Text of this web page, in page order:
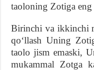
taoloning Zotiga
Birinchi va ikkinchi
qoʻllash Uning
taolo jism emaski,
mukammal Zotga